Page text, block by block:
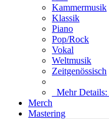
Kammermusik
Klassik
Piano
Pop/Rock
Vokal
Weltmusik
Zeitgenössisch
Mehr Details:
Merch
Mastering